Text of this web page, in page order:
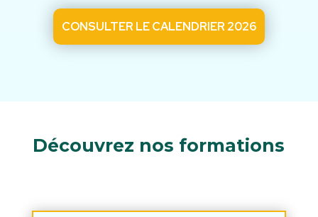
CONSULTER LE CALENDRIER 2026
Découvrez nos formations